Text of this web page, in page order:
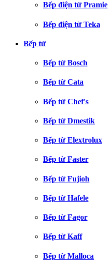
Bếp điện từ Pramie
Bếp điện từ Teka
Bếp từ
Bếp từ Bosch
Bếp từ Cata
Bếp từ Chef's
Bếp từ Dmestik
Bếp từ Elextrolux
Bếp từ Faster
Bếp từ Fujioh
Bếp từ Hafele
Bếp từ Fagor
Bếp từ Kaff
Bếp từ Malloca